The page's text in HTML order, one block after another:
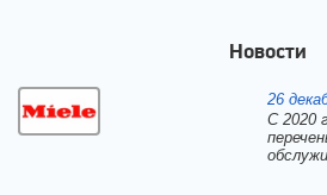
Новости
26
С 2020